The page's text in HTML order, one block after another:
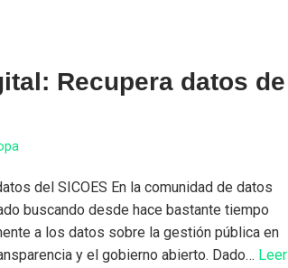
Recupera datos de
del SICOES En la comunidad de datos
buscando desde hace bastante tiempo
a los datos sobre la gestión pública en
y el gobierno abierto. Dado… Leer